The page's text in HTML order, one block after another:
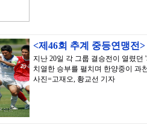
<제46회 추계 중등연맹전
지난 20일 각 그룹 결승전이 열렸
치열한 승부를 펼치며 한양중이 과
사진=고재오, 황교선 기자